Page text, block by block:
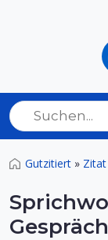
Gutzitiert » Zitat